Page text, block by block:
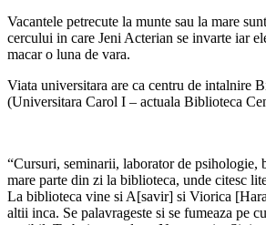
Vacantele petrecute la munte sau la mare
cercului in care Jeni Acterian se invarte iar
macar o luna de vara.
Viata universitara are ca centru de intalnire
(Universitara Carol I – actuala Biblioteca
“Cursuri, seminarii, laborator de psihologie,
mare parte din zi la biblioteca, unde citesc
La biblioteca vine si A[savir] si Viorica
altii inca. Se palavrageste si se fumeaza pe